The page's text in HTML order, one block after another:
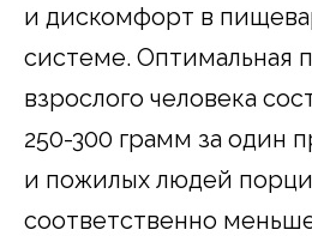
и дискомфорт в
системе. Оптимальная
взрослого человека
250-300 грамм за один
и пожилых людей
соответственно